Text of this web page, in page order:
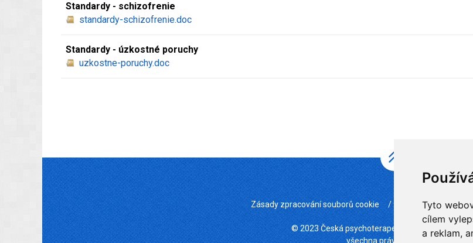
Tyto
cílem
a reklam,
Standardy - schizofrenie
standardy-schizofrenie.doc
Standardy - úzkostné poruchy
uzkostne-poruchy.doc
Zásady zpracování souborů cookie / Mapa stránek /
© 2023 Česká psychoterapeutická společnost |
všechna práva vyhrazena